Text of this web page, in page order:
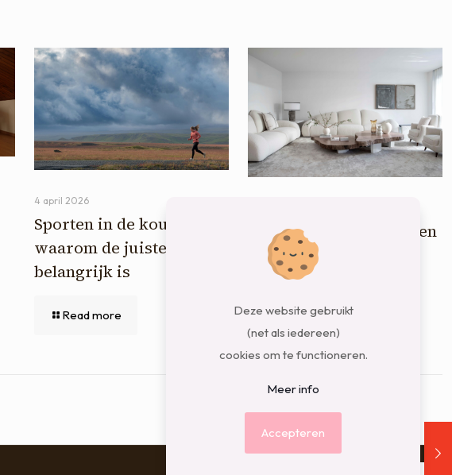
4 april 2026
Sporten in de kou? Dit is
waarom de juiste kleding
belangrijk is
Read more
Zetels die perfect passen
bij jouw levensstijl
Deze website gebruikt
(net als iedereen)
cookies om te functioneren.
Meer info
Accepteren